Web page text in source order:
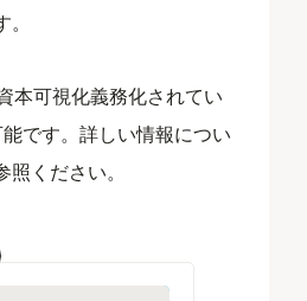
本可視化義務化されてい
です。詳しい情報につい
ください。